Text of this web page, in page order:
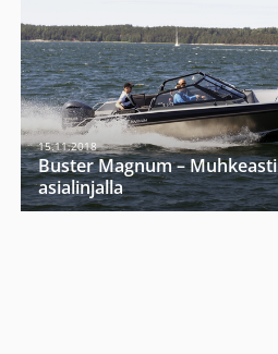
15.11.2018
Buster Magnum – Muhkeasti
asialinjalla